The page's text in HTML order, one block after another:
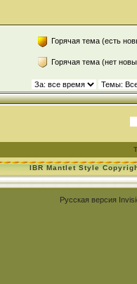
Горячая тема (есть
Горячая тема (нет
IBR Mantlet Style
Русская версия